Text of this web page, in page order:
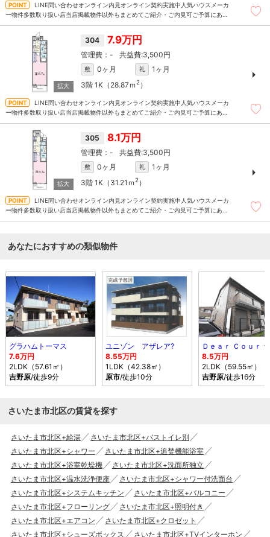
LINE問い合わせオンライン内見オンライン契約実施中人気ハウスメーカ
ー物件多数取り扱い店当店掲載物件以外もまとめてご紹介・ご内見可ご予算にあっ
304 7.9万円
- 3,500円
敷 0ヶ月 礼
1ヶ月
3階 1K（28.87ｍ 2）
LINE問い合わせオンライン内見オンライン契約実施中人気ハウスメーカ
ー物件多数取り扱い店当店掲載物件以外もまとめてご紹介・ご内見可ご予算にあっ
305 8.1万円
- 3,500円
敷 0ヶ月 礼
1ヶ月
3階 1K（31.21ｍ 2）
LINE問い合わせオンライン内見オンライン契約実施中人気ハウスメーカ
ー物件多数取り扱い店当店掲載物件以外もまとめてご紹介・ご内見可ご予算にあっ
あなたにおすすめの類似物件
グラハムトーマス
7.6万円
2LDK（57.61㎡）
吉野原/徒歩9分
ユニゾン アザレア?
8.55万円
1LDK（42.38㎡）
原市/徒歩10分
Ｄｅａｒ Ｃｏｕｒ
8.5万円
2LDK（59.55㎡）
吉野原/徒歩16分
さいたま市北区の賃貸を探す
さいたま市北区+給湯
さいたま市北区+バストイレ別
さいたま市北区+シャワー
さいたま市北区+追焚機能浴室
さいたま市北区+浴室乾燥機
さいたま市北区+洗面所独立
さいたま市北区+温水洗浄便座
さいたま市北区+シャワー付洗面台
さいたま市北区+システムキッチン
さいたま市北区+バルコニー
さいたま市北区+フローリング
さいたま市北区+照明付き
さいたま市北区+エアコン
さいたま市北区+クロゼット
さいたま市北区+シューズボックス
さいたま市北区+TVインターホン